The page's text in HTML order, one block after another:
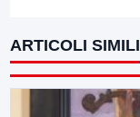
ARTICOLI SIMILI